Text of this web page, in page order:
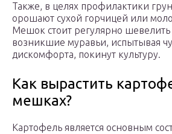
Также, в целях профилактики
орошают сухой горчицей или
Мешок стоит регулярно шевелить
возникшие муравьи, испытывая
дискомфорта, покинут культуру.
Как вырастить
мешках?
Картофель является основным